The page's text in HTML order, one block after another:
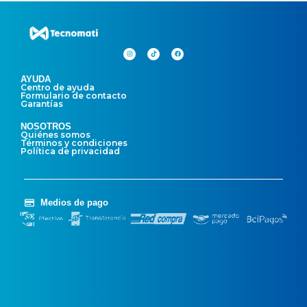
AYUDA
Centro de ayuda
Formulario de contacto
Garantías
NOSOTROS
Quiénes somos
Términos y condiciones
Política de privacidad
Medios de pago